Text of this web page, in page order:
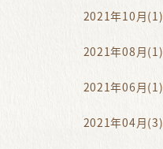
2021年10月(1)
2021年08月(1)
2021年06月(1)
2021年04月(3)